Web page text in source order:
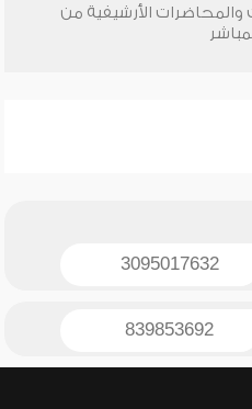
والمحاضرات الأرشيفية من
3095017632
839853692